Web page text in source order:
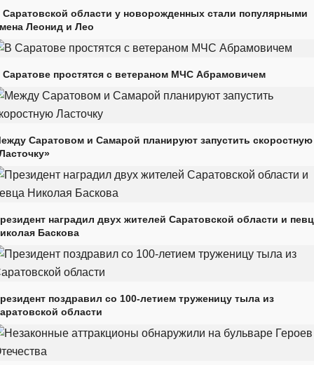
Саратовской области у новорожденных стали популярными
Леонид и Лео
Саратове простятся с ветераном МЧС Абрамовичем
Саратовом и Самарой планируют запустить скоростную
наградил двух жителей Саратовской области и
Баскова
поздравил со 100-летием труженицу тыла из
области